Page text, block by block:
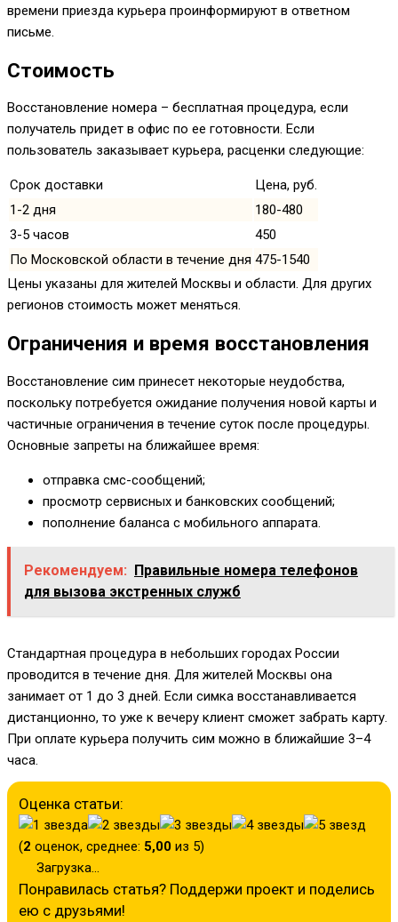
времени приезда курьера проинформируют в ответном
письме.
Стоимость
Восстановление номера – бесплатная процедура, если
получатель придет в офис по ее готовности. Если
пользователь заказывает курьера, расценки следующие:
Срок доставки
Цена, руб.
1-2 дня
180-480
3-5 часов
450
По Московской области в течение дня 475-1540
Цены указаны для жителей Москвы и области. Для других
регионов стоимость может меняться.
Ограничения и время восстановления
Восстановление сим принесет некоторые неудобства,
поскольку потребуется ожидание получения новой карты и
частичные ограничения в течение суток после процедуры.
Основные запреты на ближайшее время:
отправка смс-сообщений;
просмотр сервисных и банковских сообщений;
пополнение баланса с мобильного аппарата.
Рекомендуем: Правильные номера телефонов
для вызова экстренных служб
Стандартная процедура в небольших городах России
проводится в течение дня. Для жителей Москвы она
занимает от 1 до 3 дней. Если симка восстанавливается
дистанционно, то уже к вечеру клиент сможет забрать карту.
При оплате курьера получить сим можно в ближайшие 3–4
часа.
Оценка статьи:
(2 оценок, среднее: 5,00 из 5)
Загрузка...
Понравилась статья? Поддержи проект и поделись
ею с друзьями!